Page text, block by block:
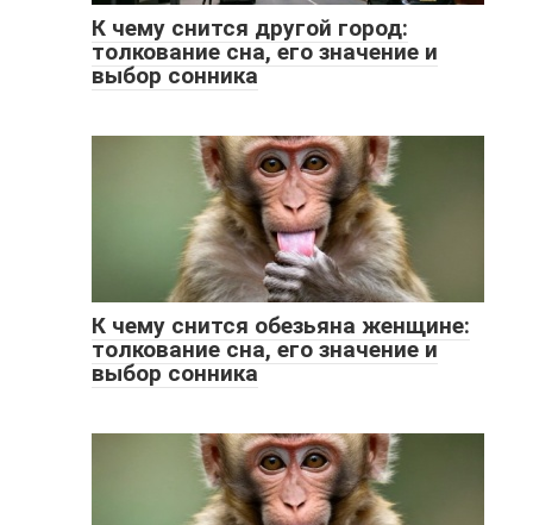
К чему снится другой город:
толкование сна, его значение и
выбор сонника
К чему снится обезьяна женщине:
толкование сна, его значение и
выбор сонника